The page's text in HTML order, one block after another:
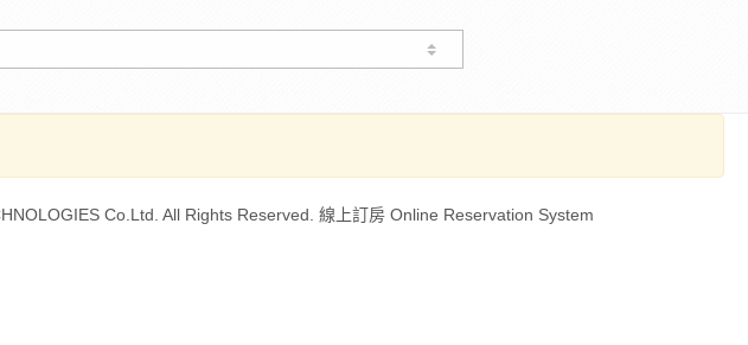
Co.Ltd. All Rights Reserved. 線上訂房 Online Reservation System